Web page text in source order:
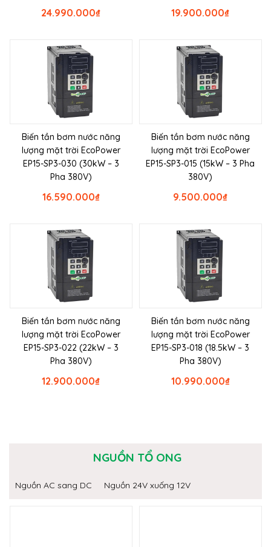
₫
24.990.000 ₫
19.900.000
Biến tần bơm nước năng
lượng mặt trời EcoPower
EP15-SP3-030 (30kW – 3
Pha 380V)
₫
16.590.000
Biến tần bơm nước năng
lượng mặt trời EcoPower
EP15-SP3-015 (15kW – 3 Pha
380V)
₫
9.500.000
Biến tần bơm nước năng
lượng mặt trời EcoPower
EP15-SP3-022 (22kW – 3
Pha 380V)
₫
12.900.000
Biến tần bơm nước năng
lượng mặt trời EcoPower
EP15-SP3-018 (18.5kW – 3
Pha 380V)
₫
10.990.000
NGUỒN TỔ ONG
Nguồn AC sang DC Nguồn 24V xuống 12V